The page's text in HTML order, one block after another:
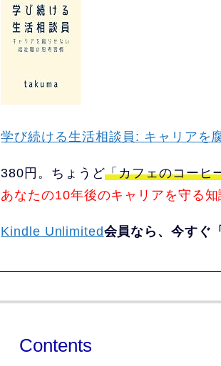
学び続ける生活相談員: キャリアを
380円。 ちょうど「カフェのコーヒ
あなたの10年後のキャリアを守る知
Kindle Unlimited会員なら、今すぐ
Contents